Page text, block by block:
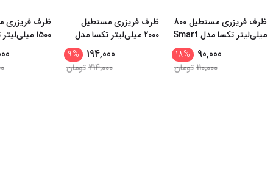
ظرف فریزری مستطیل 800
میلی‌لیتر تکسا مدل Smart
90,000
%
18
110,000تومان
ظرف فریزری مستطیل
2000 میلی‌لیتر تکسا مدل
Smart Fresh Max
194,000
%
9
214,000تومان
ظرف فریزری
1500